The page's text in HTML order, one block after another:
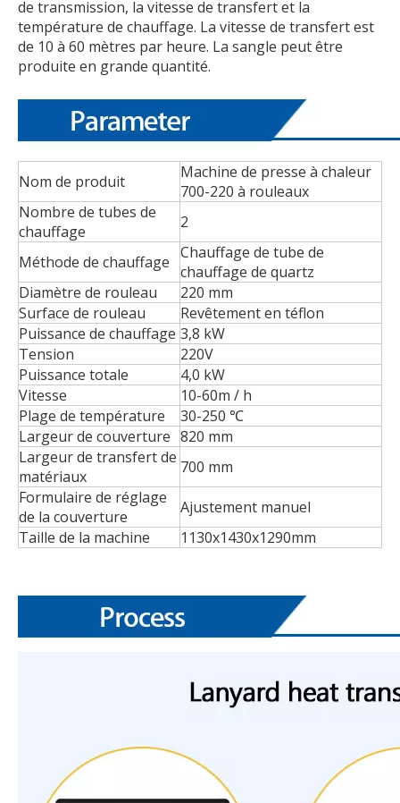
de transmission, la vitesse de transfert et la
température de chauffage. La vitesse de transfert est
de 10 à 60 mètres par heure. La sangle peut être
produite en grande quantité.
Nom de produit
Machine de presse à chaleur
700-220 à rouleaux
Nombre de tubes de
chauffage
2
Méthode de chauffage Chauffage de tube de
chauffage de quartz
Diamètre de rouleau
220 mm
Surface de rouleau
Revêtement en téflon
Puissance de chauffage 3,8 kW
Tension
220V
Puissance totale
4,0 kW
Vitesse
10-60m / h
Plage de température
30-250 ℃
Largeur de couverture 820 mm
Largeur de transfert de
matériaux
700 mm
Formulaire de réglage
de la couverture
Ajustement manuel
Taille de la machine
1130x1430x1290mm